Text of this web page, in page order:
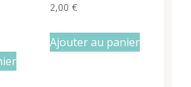
2,00 €
Ajouter au panier